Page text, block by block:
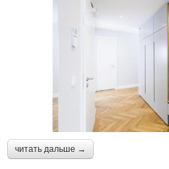
читать дальше →